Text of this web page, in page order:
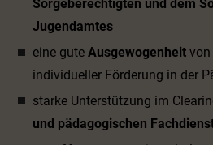
Sorgeberechtigten und dem
Jugendamtes
eine gute Ausgewogenheit von
individueller Förderung in der
starke Unterstützung im
und pädagogischen